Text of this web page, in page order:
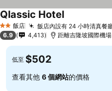
2 星級飯店 飯店內設有 24 小時清真餐
Qlassic Hotel
6.9 4,413 距離吉隆坡國際機
低至 $502
查看其他 6 個網站的價格